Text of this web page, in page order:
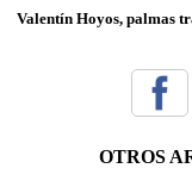
Valentín Hoyos, palmas
OTROS